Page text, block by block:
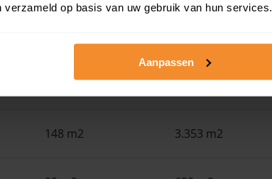
verzameld op basis van uw gebruik van hun services.
Aanpassen
352 m2 5.030 m2
148 m2 3.353 m2